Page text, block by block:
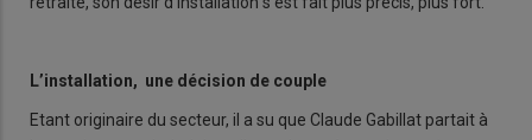
L’installation, une décision de couple
Etant originaire du secteur, il a su que Claude Gabillat partait à